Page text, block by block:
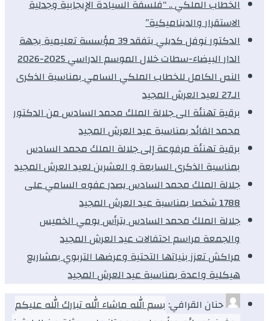
الخطاب الملكي .. “فلسفة السيادة الإيجابية وجدلية
الاستقرار والديناميكية”
الدكتور نوفل كديلي يتفقد 39 مؤسسة تعليمية بجهة
الدار البيضاء-سطات خلال الموسم الدراسي 2025-2026
النص الكامل للخطاب الملكي السامي بمناسبة الذكرى
الـ27 لعيد العرش المجيد
برقية تهنئة الى جلالة الملك محمد السادس من الدكتور
محمد الفائد بمناسبة عيد العرش المجيد
برقية تهنئة مرفوعة إلى جلالة الملك محمد السادس
بمناسبة الذكرى السابعة و العشرين لعيد العرش المجيد
جلالة الملك محمد السادس يصدر عفوه السامي على
1788 شخصا بمناسبة عيد العرش المجيد
جلالة الملك محمد السادس يترأس يومي الخميس
والجمعة مراسم احتفالات عيد العرش المجيد
مراكش تعزز بنياتها التحتية وعرضها التربوي بمشاريع
هيكلية واعدة بمناسبة عيد العرش المجيد
حنان القرافي: بسم الله ماشاء الله تبارك الله عليكم